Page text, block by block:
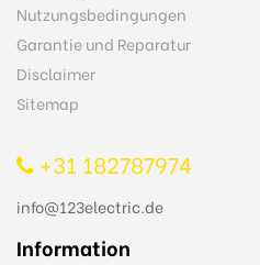
Nutzungsbedingungen
Garantie und Reparatur
Disclaimer
Sitemap
+31 182787974
info@123electric.de
Information